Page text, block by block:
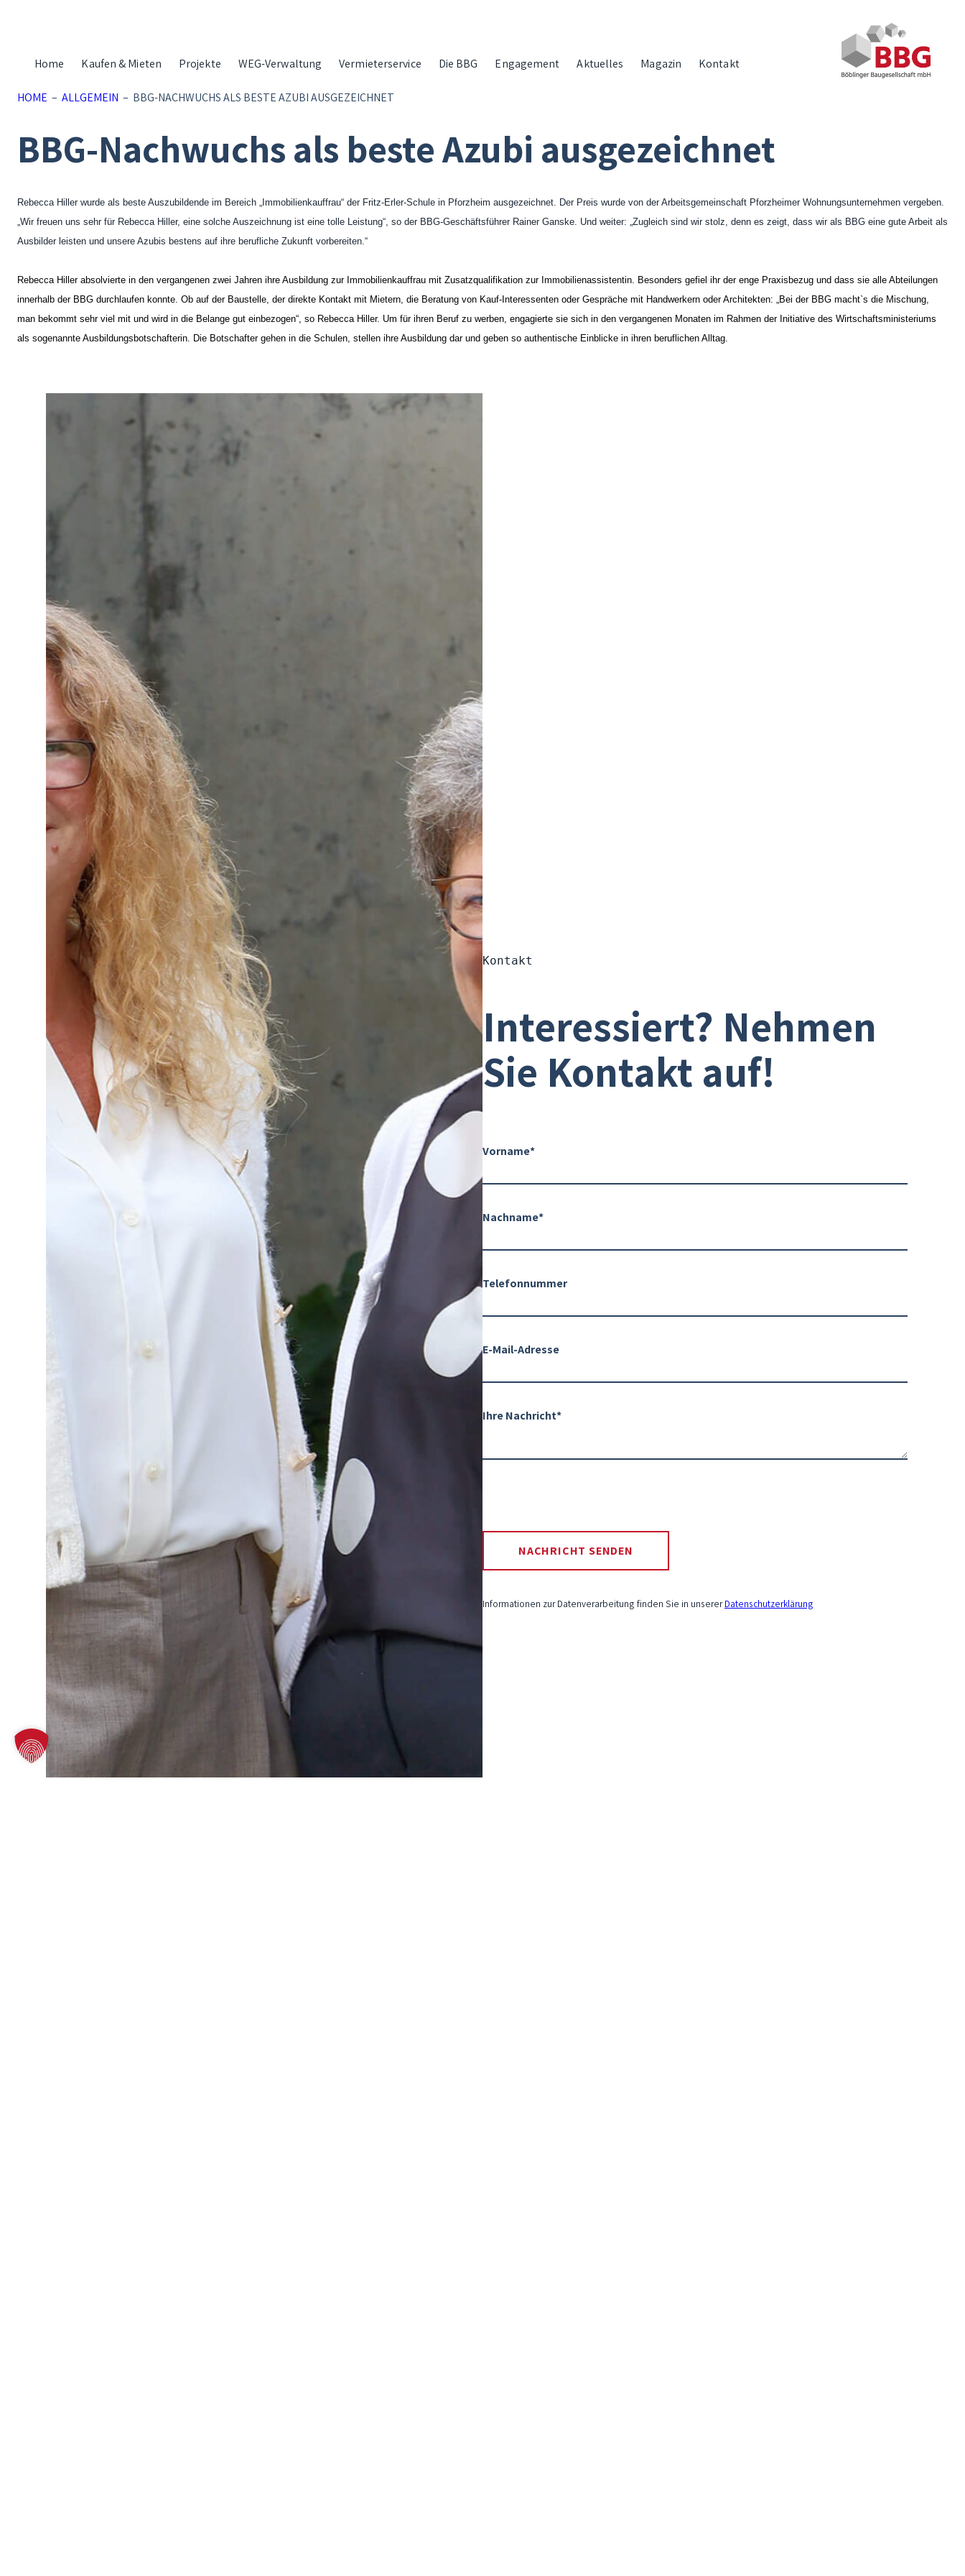
Home Kaufen & Mieten Projekte WEG-Verwaltung Vermieterservice Die BBG Engagement Aktuelles Magazin Kontakt
HOME – ALLGEMEIN – BBG-NACHWUCHS ALS BESTE AZUBI AUSGEZEICHNET
BBG-Nachwuchs als beste Azubi ausgezeichnet
Rebecca Hiller wurde als beste Auszubildende im Bereich „Immobilienkauffrau“ der Fritz-Erler-Schule in Pforzheim ausgezeichnet. Der Preis wurde von der Arbeitsgemeinschaft Pforzheimer Wohnungsunternehmen vergeben.
„Wir freuen uns sehr für Rebecca Hiller, eine solche Auszeichnung ist eine tolle Leistung“, so der BBG-Geschäftsführer Rainer Ganske. Und weiter: „Zugleich sind wir stolz, denn es zeigt, dass wir als BBG eine gute Arbeit als
Ausbilder leisten und unsere Azubis bestens auf ihre berufliche Zukunft vorbereiten.“
Rebecca Hiller absolvierte in den vergangenen zwei Jahren ihre Ausbildung zur Immobilienkauffrau mit Zusatzqualifikation zur Immobilienassistentin. Besonders gefiel ihr der enge Praxisbezug und dass sie alle Abteilungen
innerhalb der BBG durchlaufen konnte. Ob auf der Baustelle, der direkte Kontakt mit Mietern, die Beratung von Kauf-Interessenten oder Gespräche mit Handwerkern oder Architekten: „Bei der BBG macht`s die Mischung,
man bekommt sehr viel mit und wird in die Belange gut einbezogen“, so Rebecca Hiller. Um für ihren Beruf zu werben, engagierte sie sich in den vergangenen Monaten im Rahmen der Initiative des Wirtschaftsministeriums
als sogenannte Ausbildungsbotschafterin. Die Botschafter gehen in die Schulen, stellen ihre Ausbildung dar und geben so authentische Einblicke in ihren beruflichen Alltag.
Kontakt
Interessiert? Nehmen
Sie Kontakt auf!
Vorname*
Nachname*
Telefonnummer
E-Mail-Adresse
Ihre Nachricht*
Informationen zur Datenverarbeitung finden Sie in unsererDatenschutzerklärung